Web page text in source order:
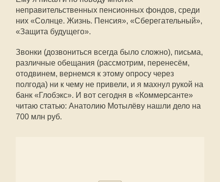
неправительственных пенсионных фондов, среди
них «Солнце. Жизнь. Пенсия», «Сберегательный»,
«Защита будущего».
Звонки (дозвониться всегда было сложно), письма,
различные обещания (рассмотрим, перенесём,
отодвинем, вернемся к этому опросу через
полгода) ни к чему не привели, и я махнул рукой на
банк «Глобэкс». И вот сегодня в «Коммерсанте»
читаю статью: Анатолию Мотылёву нашли дело на
700 млн руб.